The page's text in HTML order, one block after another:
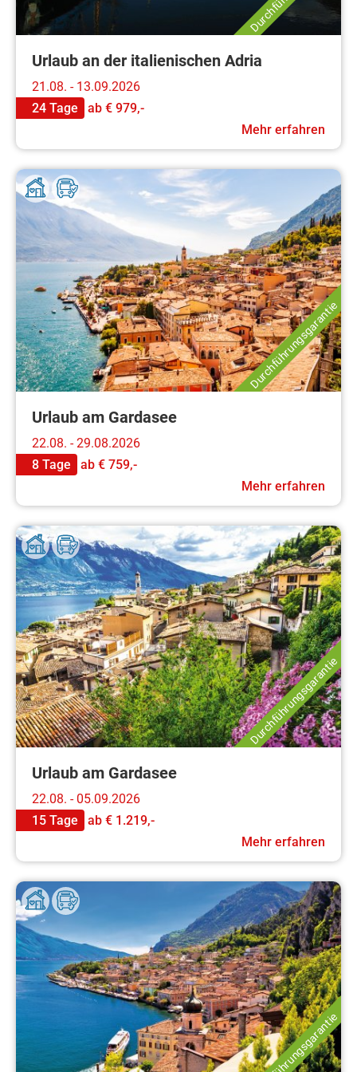
Urlaub an der italienischen Adria
21.08. - 13.09.2026
24 Tage
ab € 979,-
Mehr erfahren
Durchführungsgarantie
Urlaub am Gardasee
22.08. - 29.08.2026
8 Tage
ab € 759,-
Mehr erfahren
Durchführungsgarantie
Urlaub am Gardasee
22.08. - 05.09.2026
15 Tage
ab € 1.219,-
Mehr erfahren